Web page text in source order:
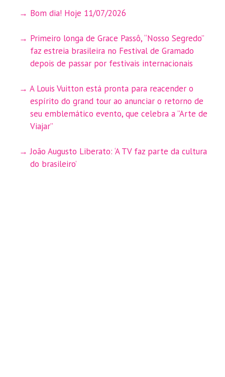
Bom dia! Hoje 11/07/2026
Primeiro longa de Grace Passô, “Nosso Segredo”
faz estreia brasileira no Festival de Gramado
depois de passar por festivais internacionais
A Louis Vuitton está pronta para reacender o
espírito do grand tour ao anunciar o retorno de
seu emblemático evento, que celebra a ”Arte de
Viajar”
João Augusto Liberato: ‘A TV faz parte da cultura
do brasileiro’